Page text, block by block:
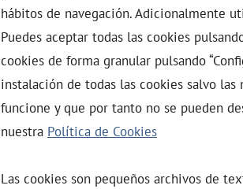
hábitos de navegación. Adicionalmente
Puedes aceptar todas las cookies
cookies de forma granular pulsando
instalación de todas las cookies salvo
funcione y que por tanto no se pueden
nuestra Política de Cookies
Las cookies son pequeños archivos de